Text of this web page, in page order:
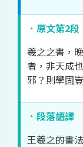
．原文第2段
羲之之書 ， 晚
者 ， 非天成也
邪？ 則學固
．段落語譯
王羲之的書法